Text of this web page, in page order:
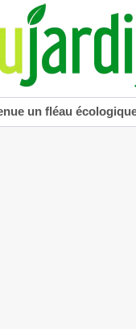
un fléau